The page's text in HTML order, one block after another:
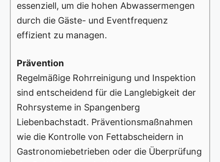
essenziell, um die hohen Abwassermengen
durch die Gäste- und Eventfrequenz
effizient zu managen.
Prävention
Regelmäßige Rohrreinigung und Inspektion
sind entscheidend für die Langlebigkeit der
Rohrsysteme in Spangenberg
Liebenbachstadt. Präventionsmaßnahmen
wie die Kontrolle von Fettabscheidern in
Gastronomiebetrieben oder die Überprüfung